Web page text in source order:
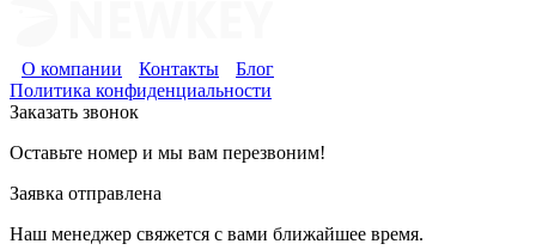
О компании Контакты
Блог
Политика конфиденциальности
Заказать звонок
Оставьте номер и мы вам перезвоним!
Заявка отправлена
Наш менеджер свяжется с вами ближайшее время.